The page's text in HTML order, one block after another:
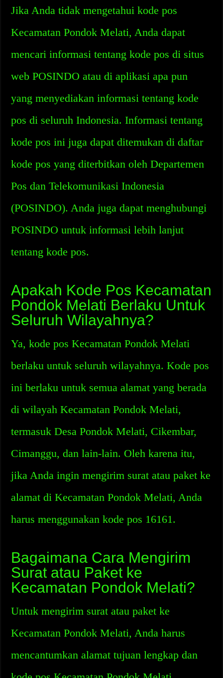
Jika Anda tidak mengetahui kode pos
Kecamatan Pondok Melati, Anda dapat
mencari informasi tentang kode pos di situs
web POSINDO atau di aplikasi apa pun
yang menyediakan informasi tentang kode
pos di seluruh Indonesia. Informasi tentang
kode pos ini juga dapat ditemukan di daftar
kode pos yang diterbitkan oleh Departemen
Pos dan Telekomunikasi Indonesia
(POSINDO). Anda juga dapat menghubungi
POSINDO untuk informasi lebih lanjut
tentang kode pos.
Apakah Kode Pos Kecamatan
Pondok Melati Berlaku Untuk
Seluruh Wilayahnya?
Ya, kode pos Kecamatan Pondok Melati
berlaku untuk seluruh wilayahnya. Kode pos
ini berlaku untuk semua alamat yang berada
di wilayah Kecamatan Pondok Melati,
termasuk Desa Pondok Melati, Cikembar,
Cimanggu, dan lain-lain. Oleh karena itu,
jika Anda ingin mengirim surat atau paket ke
alamat di Kecamatan Pondok Melati, Anda
harus menggunakan kode pos 16161.
Bagaimana Cara Mengirim
Surat atau Paket ke
Kecamatan Pondok Melati?
Untuk mengirim surat atau paket ke
Kecamatan Pondok Melati, Anda harus
mencantumkan alamat tujuan lengkap dan